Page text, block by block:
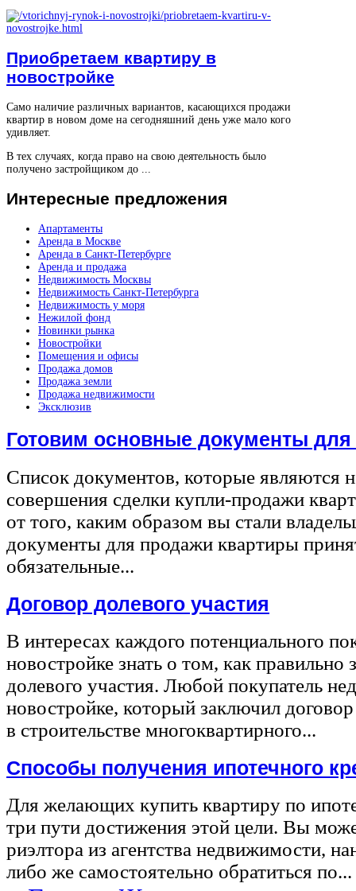
Приобретаем квартиру в
новостройке
Само наличие различных вариантов, касающихся продажи
квартир в новом доме на сегодняшний день уже мало кого
удивляет.
В тех случаях, когда право на свою деятельность было
получено застройщиком до ...
Интересные предложения
Апартаменты
Аренда в Москве
Аренда в Санкт-Петербурге
Аренда и продажа
Недвижимость Москвы
Недвижимость Санкт-Петербурга
Недвижимость у моря
Нежилой фонд
Новинки рынка
Новостройки
Помещения и офисы
Продажа домов
Продажа земли
Продажа недвижимости
Эксклюзив
Готовим основные документы
Список документов, которые являются
совершения сделки купли-продажи
от того, каким образом вы стали
документы для продажи квартиры
обязательные...
Договор долевого участия
В интересах каждого потенциального
новостройке знать о том, как правильно
долевого участия. Любой покупатель
новостройке, который заключил
в строительстве многоквартирного...
Способы получения ипотечного
Для желающих купить квартиру по
три пути достижения этой цели. Вы
риэлтора из агентства недвижимости,
либо же самостоятельно обратиться по...